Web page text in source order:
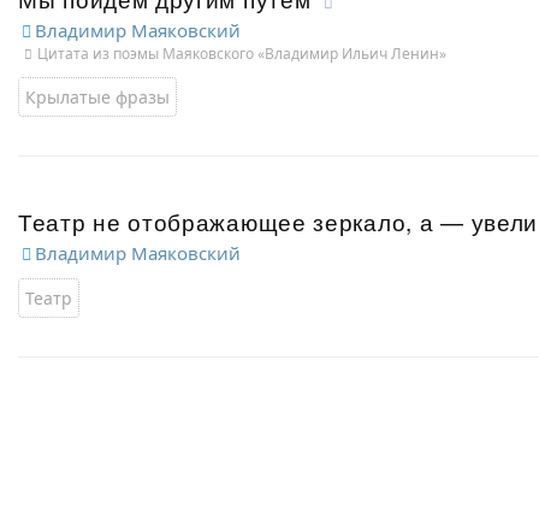
Владимир Маяковский
Цитата из поэмы Маяковского «Владимир Ильич Ленин»
Крылатые фразы
Театр не отображающее зеркало, а —
Владимир Маяковский
Театр